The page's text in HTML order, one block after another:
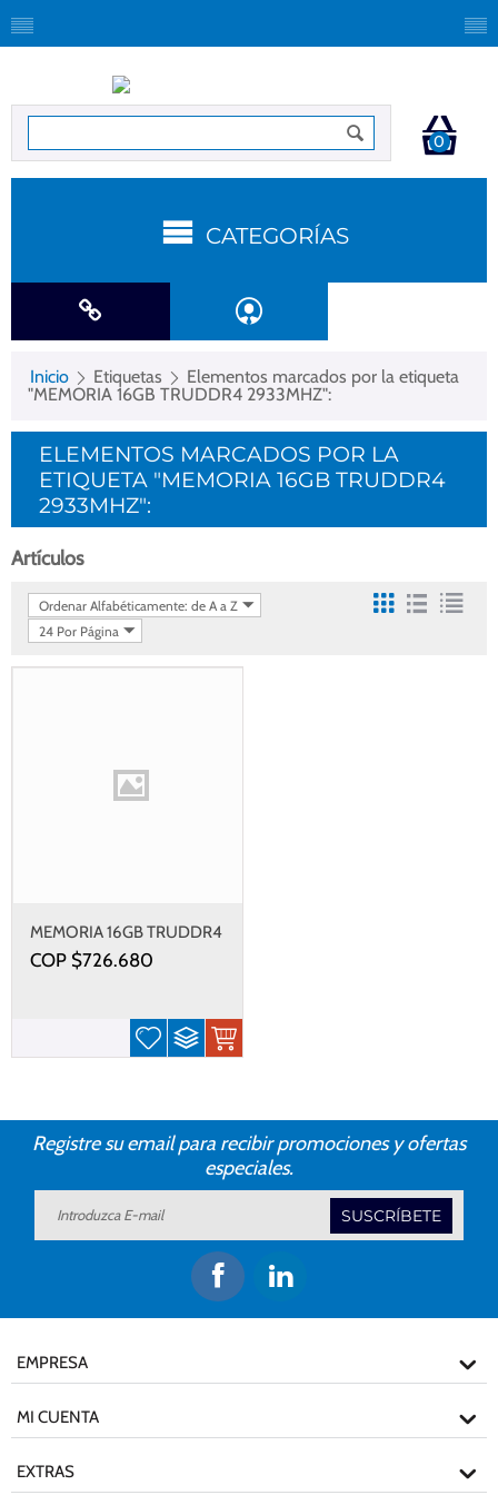
0
CATEGORÍAS
Inicio Etiquetas
Elementos marcados por la etiqueta
"MEMORIA 16GB TRUDDR4 2933MHZ":
ELEMENTOS MARCADOS POR LA
ETIQUETA "MEMORIA 16GB TRUDDR4
2933MHZ":
Artículos
Ordenar Alfabéticamente: de A a Z
24 Por Página
MEMORIA 16GB TRUDDR4
2933MHZ
COP $726.680
Registre su email para recibir promociones y ofertas
especiales.
SUSCRÍBETE
EMPRESA
MI CUENTA
EXTRAS